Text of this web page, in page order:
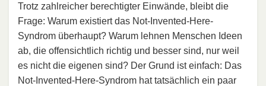
Trotz zahlreicher berechtigter Einwände, bleibt die
Frage: Warum existiert das Not-Invented-Here-
Syndrom überhaupt? Warum lehnen Menschen Ideen
ab, die offensichtlich richtig und besser sind, nur weil
es nicht die eigenen sind? Der Grund ist einfach: Das
Not-Invented-Here-Syndrom hat tatsächlich ein paar